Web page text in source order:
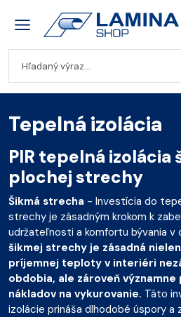
Tepelná izolácia
PIR tepelná izolácia
plochej strechy
Šikmá strecha - Investícia do
strechy je zásadným krokom k
udržateľnosti a komfortu bývania v
šikmej strechy je zásadná
príjemnej teploty v interiéri
obdobia, ale zároveň
nákladov na vykurovanie. Táto
izolácie prináša dlhodobé úspory a